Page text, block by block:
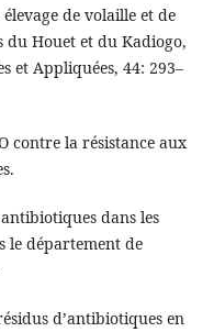
de volaille et de
Houet et du Kadiogo,
et Appliquées, 44: 293–
contre la résistance aux
dans les
le département de
d’antibiotiques en